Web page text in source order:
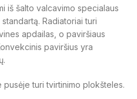
iš šalto valcavimo specialaus
standartą. Radiatoriai turi
apdailas, o paviršiaus
paviršius yra
turi tvirtinimo plokšteles.